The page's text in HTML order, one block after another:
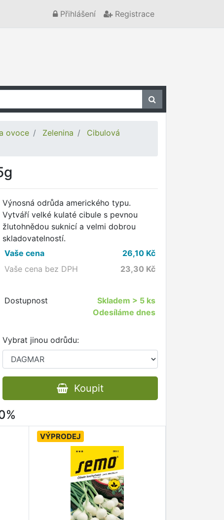
Přihlášení Registrace
ovoce Zelenina
Cibulová
Výnosná odrůda amerického typu.
Vytváří velké kulaté cibule s pevnou
žlutohnědou suknicí a velmi dobrou
skladovatelností.
Vaše cena
26,10Kč
Vaše cena bez DPH
23,30 Kč
Dostupnost Skladem > 5 ks
Odesíláme dnes
Vybrat jinou odrůdu:
Koupit
VÝPRODEJ